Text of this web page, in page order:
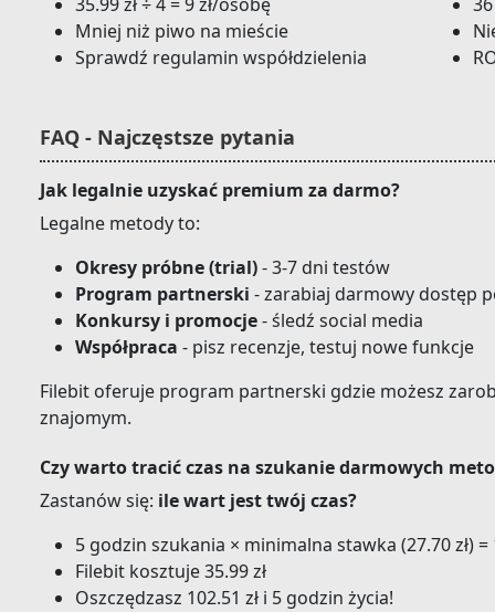
Mniej niż piwo na mieście
Sprawdź regulamin współdzielenia
FAQ - Najczęstsze pytania
Jak legalnie uzyskać premium za darmo?
Legalne metody to:
Okresy próbne (trial)- 3-7 dni testów
Program partnerski - zarabiaj darmowy dostęp
Konkursy i promocje- śledź social media
Współpraca - pisz recenzje, testuj nowe funkcje
Filebit oferuje program partnerski gdzie możesz
znajomym.
Czy warto tracić czas na szukanie darmowych
Zastanów się: ile wart jest twój czas?
5 godzin szukania × minimalna stawka (27.70 zł) =
Filebit kosztuje 35.99 zł
Oszczędzasz 102.51 zł i 5 godzin życia!